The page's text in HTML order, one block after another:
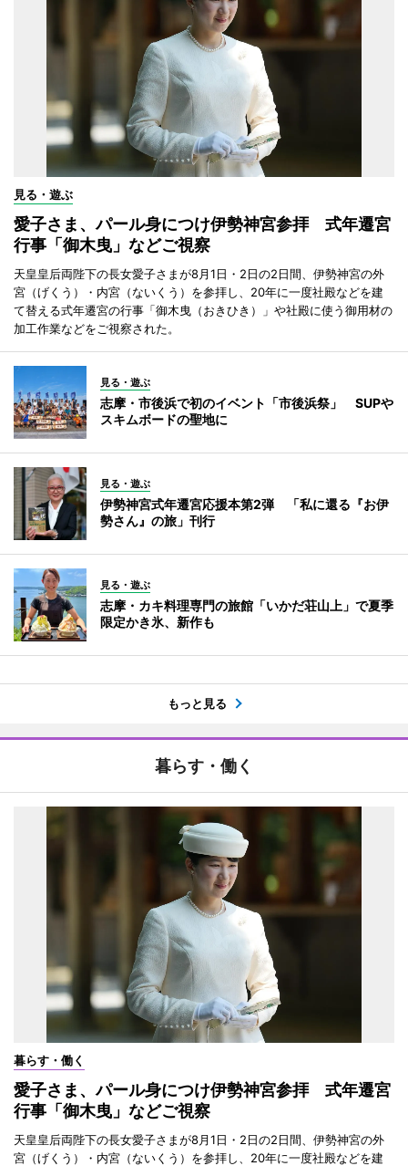
見る・遊ぶ
愛子さま、パール身につけ伊勢神宮参拝 式年遷宮
行事「御木曳」などご視察
天皇皇后両陛下の長女愛子さまが8月1日・2日の2日間、伊勢神宮の外
宮（げくう）・内宮（ないくう）を参拝し、20年に一度社殿などを建
て替える式年遷宮の行事「御木曳（おきひき）」や社殿に使う御用材の
加工作業などをご視察された。
見る・遊ぶ
志摩・市後浜で初のイベント「市後浜祭」 SUPや
スキムボードの聖地に
見る・遊ぶ
伊勢神宮式年遷宮応援本第2弾 「私に還る『お伊
勢さん』の旅」刊行
見る・遊ぶ
志摩・カキ料理専門の旅館「いかだ荘山上」で夏季
限定かき氷、新作も
もっと見る
暮らす・働く
暮らす・働く
愛子さま、パール身につけ伊勢神宮参拝 式年遷宮
行事「御木曳」などご視察
天皇皇后両陛下の長女愛子さまが8月1日・2日の2日間、伊勢神宮の外
宮（げくう）・内宮（ないくう）を参拝し、20年に一度社殿などを建